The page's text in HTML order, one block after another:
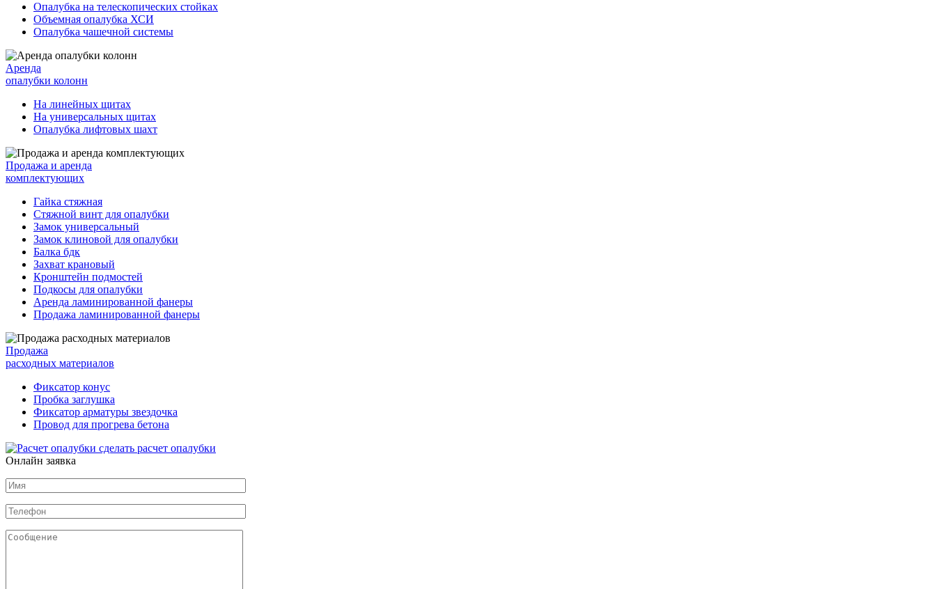
Опалубка на телескопических стойках
Объемная опалубка ХСИ
Опалубка чашечной системы
Аренда
опалубки колонн
На линейных щитах
На универсальных щитах
Опалубка лифтовых шахт
Продажа и аренда
комплектующих
Гайка стяжная
Стяжной винт для опалубки
Замок универсальный
Замок клиновой для опалубки
Балка бдк
Захват крановый
Кронштейн подмостей
Подкосы для опалубки
Аренда ламинированной фанеры
Продажа ламинированной фанеры
Продажа
расходных материалов
Фиксатор конус
Пробка заглушка
Фиксатор арматуры звездочка
Провод для прогрева бетона
сделать расчет опалубки
Онлайн заявка